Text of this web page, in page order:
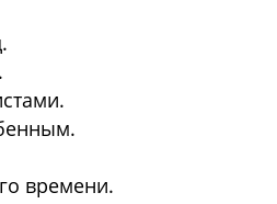
времени.